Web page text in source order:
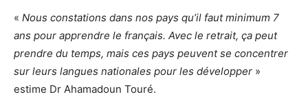
« Nous constations dans nos pays qu’il faut minimum 7
ans pour apprendre le français. Avec le retrait, ça peut
prendre du temps, mais ces pays peuvent se concentrer
sur leurs langues nationales pour les développer »
estime Dr Ahamadoun Touré.